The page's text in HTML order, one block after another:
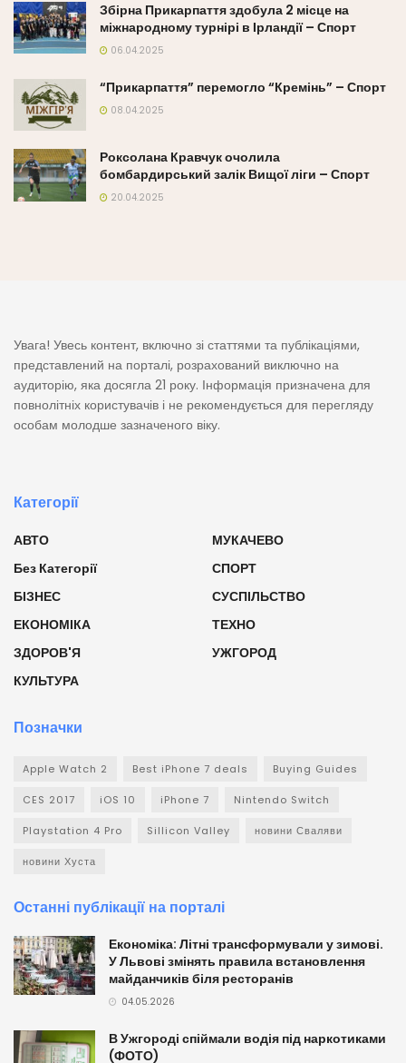
Збірна Прикарпаття здобула 2 місце на
міжнародному турнірі в Ірландії – Спорт
06.04.2025
“Прикарпаття” перемогло “Кремінь” – Спорт
08.04.2025
Роксолана Кравчук очолила
бомбардирський залік Вищої ліги – Спорт
20.04.2025
Увага! Увесь контент, включно зі статтями та публікаціями,
представлений на порталі, розрахований виключно на
аудиторію, яка досягла 21 року. Інформація призначена для
повнолітніх користувачів і не рекомендується для перегляду
особам молодше зазначеного віку.
Категорії
АВТО
Без Категорії
БІЗНЕС
ЕКОНОМІКА
ЗДОРОВ'Я
КУЛЬТУРА
МУКАЧЕВО
СПОРТ
СУСПІЛЬСТВО
ТЕХНО
УЖГОРОД
Позначки
Apple Watch 2 Best iPhone 7 deals Buying Guides
CES 2017 iOS 10 iPhone 7 Nintendo Switch
Playstation 4 Pro Sillicon Valley новини Сваляви
новини Хуста
Останні публікації на порталі
Економіка: Літні трансформували у зимові.
У Львові змінять правила встановлення
майданчиків біля ресторанів
04.05.2026
В Ужгороді спіймали водія під наркотиками
(ФОТО)